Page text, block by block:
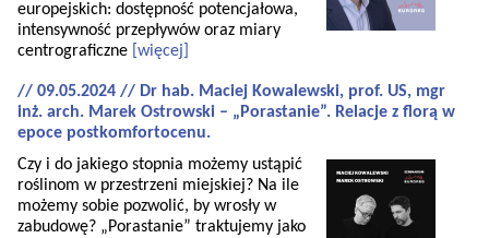
europejskich: dostępność potencjałowa,
intensywność przepływów oraz miary
centrograficzne [więcej]
// 09.05.2024 // Dr hab. Maciej Kowalewski, prof. US, mgr
inż. arch. Marek Ostrowski – „Porastanie”. Relacje z florą w
epoce postkomfortocenu.
Czy i do jakiego stopnia możemy ustąpić
roślinom w przestrzeni miejskiej? Na ile
możemy sobie pozwolić, by wrosły w
zabudowę? „Porastanie” traktujemy jako